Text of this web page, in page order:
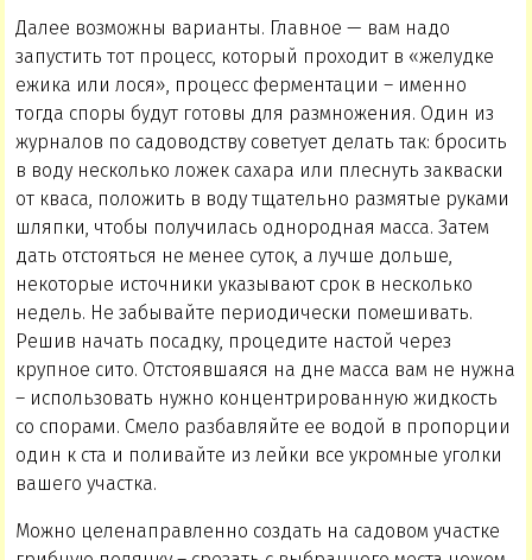
Далее возможны варианты. Главное — вам надо
запустить тот процесс, который проходит в «желудке
ежика или лося», процесс ферментации – именно
тогда споры будут готовы для размножения. Один из
журналов по садоводству советует делать так: бросить
в воду несколько ложек сахара или плеснуть закваски
от кваса, положить в воду тщательно размятые руками
шляпки, чтобы получилась однородная масса. Затем
дать отстояться не менее суток, а лучше дольше,
некоторые источники указывают срок в несколько
недель. Не забывайте периодически помешивать.
Решив начать посадку, процедите настой через
крупное сито. Отстоявшаяся на дне масса вам не нужна
– использовать нужно концентрированную жидкость
со спорами. Смело разбавляйте ее водой в пропорции
один к ста и поливайте из лейки все укромные уголки
вашего участка.
Можно целенаправленно создать на садовом участке